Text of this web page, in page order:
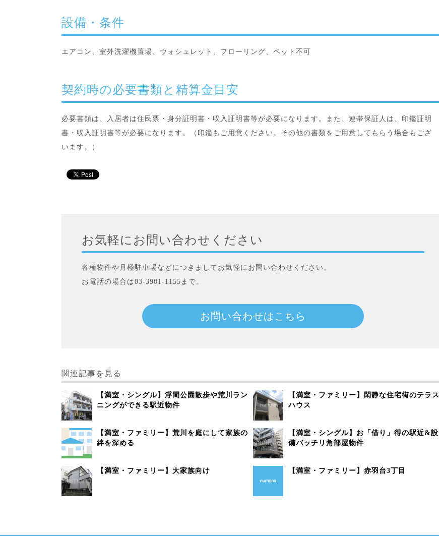
設備・条件
エアコン、室外洗濯機置場、ウォシュレット、フローリング、ペット不可
契約時の必要書類と精算金目安
必要書類は、入居者は住民票・身分証明書・収入証明書等が必要になります。また、連帯保証人は、印鑑証明
書・収入証明書等が必要になります。（印鑑もご用意ください。その他の書類をご用意してもらう場合もござ
います。）
お気軽にお問い合わせください
各種物件や月極駐車場などにつきましてお気軽にお問い合わせください。
お電話の場合は03-3901-1155まで。
お問い合わせはこちら
関連記事を見る
【満室・シングル】浮間公園散歩や荒川ラン
ニングができる駅近物件
【満室・ファミリー】閑静な住宅街のテラス
ハウス
【満室・ファミリー】荒川を庭にして家族の
絆を深める
【満室・シングル】お「借り」得の駅近&設
備バッチリ角部屋物件
【満室・ファミリー】大家族向け 【満室・ファミリー】赤羽台3丁目